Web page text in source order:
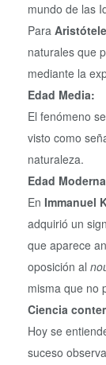
mundo de las
Para
naturales que
mediante la
Edad Media:
El fenómeno
visto como
naturaleza.
Edad
En Immanuel
adquirió un
que aparece
oposición al
misma que no
Ciencia
Hoy se
suceso